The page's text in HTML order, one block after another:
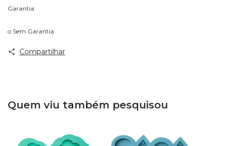
Garantia:
o Sem Garantia
Compartilhar
Quem viu também pesquisou